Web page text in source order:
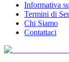
Informativa
Termini di
Chi Siamo
Contattaci